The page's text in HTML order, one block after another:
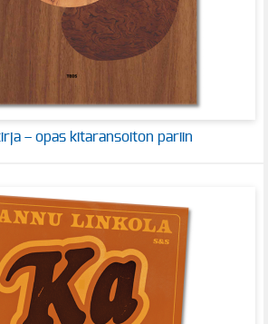
– opas kitaransoiton pariin